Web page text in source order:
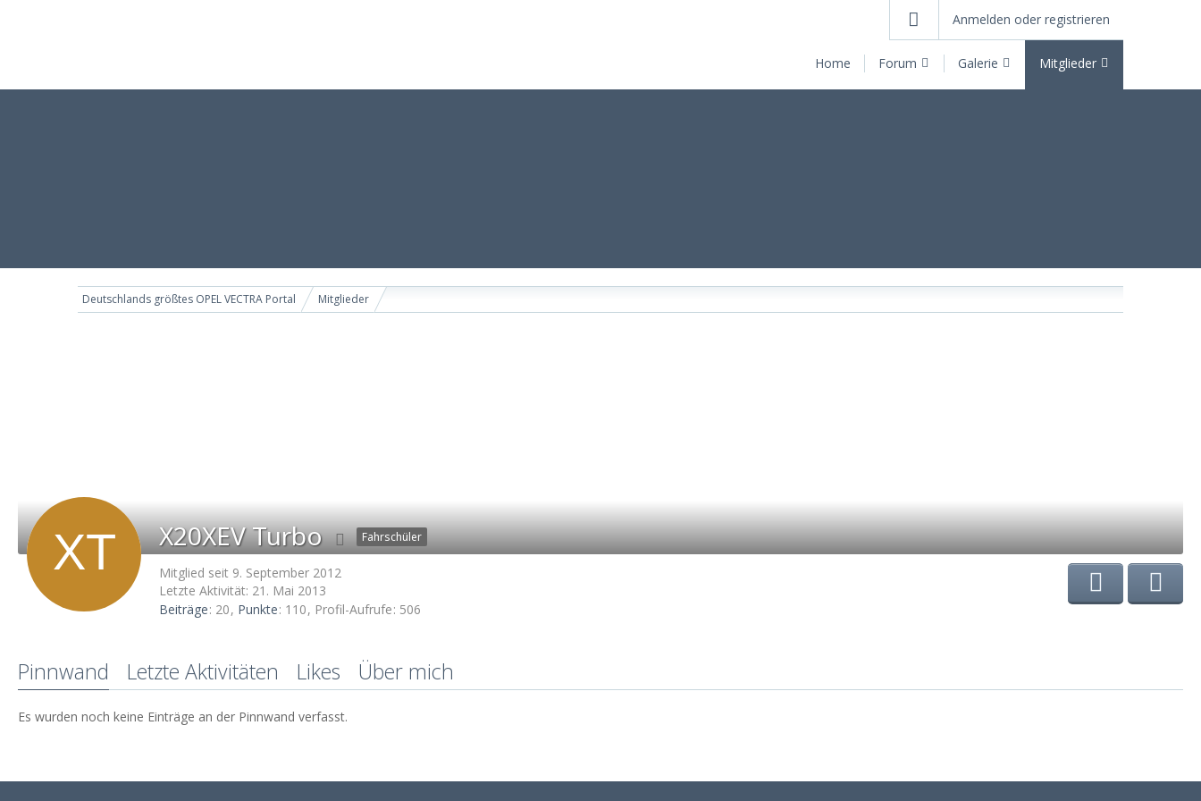
Home Forum Galerie Mitglieder
Anmelden oder registrieren
Deutschlands größtes OPEL VECTRA Portal Mitglieder
X20XEV Turbo Fahrschüler
Mitglied seit 9. September 2012
Letzte Aktivität: 21. Mai 2013
Beiträge 20 Punkte 110 Profil-Aufrufe 506
Pinnwand Letzte Aktivitäten Likes Über mich
Es wurden noch keine Einträge an der Pinnwand verfasst.